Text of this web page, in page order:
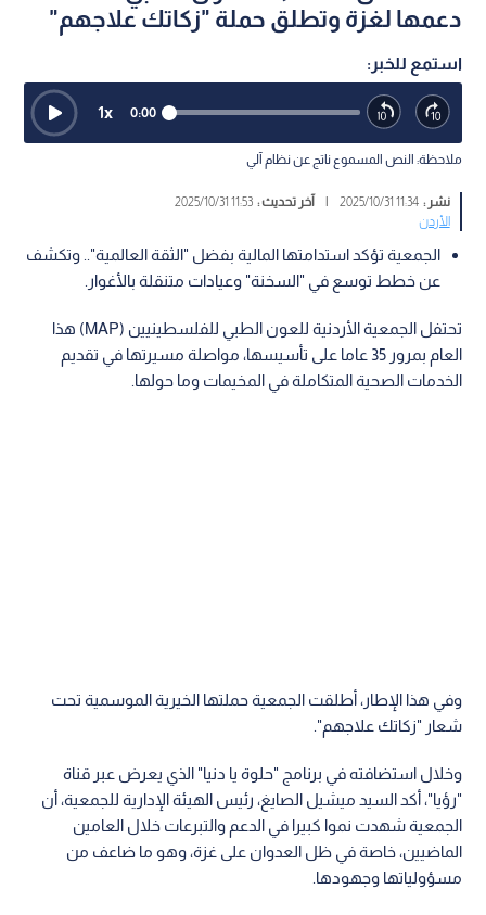
دعمها لغزة وتطلق حملة "زكاتك علاجهم"
استمع للخبر:
0:00
1x
ملاحظة: النص المسموع ناتج عن نظام آلي
نشر :11:34 2025/10/31
| آخر تحديث :11:53 2025/10/31
الأردن
الجمعية تؤكد استدامتها المالية بفضل "الثقة العالمية".. وتكشف
عن خطط توسع في "السخنة" وعيادات متنقلة بالأغوار.
تحتفل الجمعية الأردنية للعون الطبي للفلسطينيين (MAP) هذا
العام بمرور 35 عاما على تأسيسها، مواصلة مسيرتها في تقديم
الخدمات الصحية المتكاملة في المخيمات وما حولها.
وفي هذا الإطار، أطلقت الجمعية حملتها الخيرية الموسمية تحت
شعار "زكاتك علاجهم".
وخلال استضافته في برنامج "حلوة يا دنيا" الذي يعرض عبر قناة
"رؤيا"، أكد السيد ميشيل الصايغ، رئيس الهيئة الإدارية للجمعية، أن
الجمعية شهدت نموا كبيرا في الدعم والتبرعات خلال العامين
الماضيين، خاصة في ظل العدوان على غزة، وهو ما ضاعف من
مسؤولياتها وجهودها.